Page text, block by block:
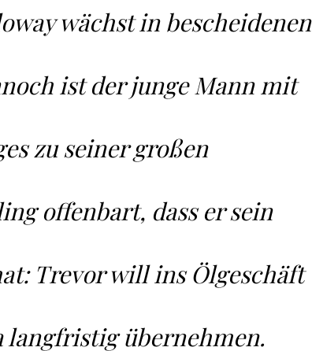
wächst in bescheidenen
ist der junge Mann mit
zu seiner großen
offenbart, dass er sein
Trevor will ins Ölgeschäft
langfristig übernehmen.